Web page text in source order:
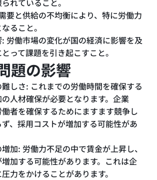
れていること。
要と供給の不均衡により、特に労働力
ること。
労働市場の変化が国の経済に影響を及
って課題を引き起こすこと。
題の影響
しさ: これまでの労働時間を確保する
人材確保が必要となります。企業
者を確保するためにますます競争し
、採用コストが増加する可能性があ
加: 労働力不足の中で賃金が上昇し、
加する可能性があります。これは企
力をかけることがあります。